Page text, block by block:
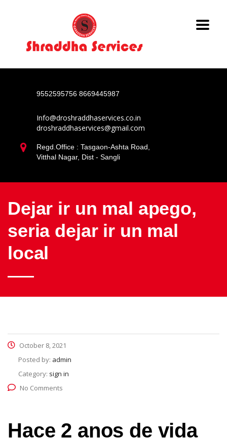
9552595756 8669445987
Info@droshraddhaservices.co.in
droshraddhaservices@gmail.com
Regd.Office : Tasgaon-Ashta Road,
Vitthal Nagar, Dist - Sangli
Dejar ir un mal apego,
seri­a dejar ir un mal
local
October 8, 2021
Posted by: admin
Category: sign in
No Comments
Hace 2 anos de vida